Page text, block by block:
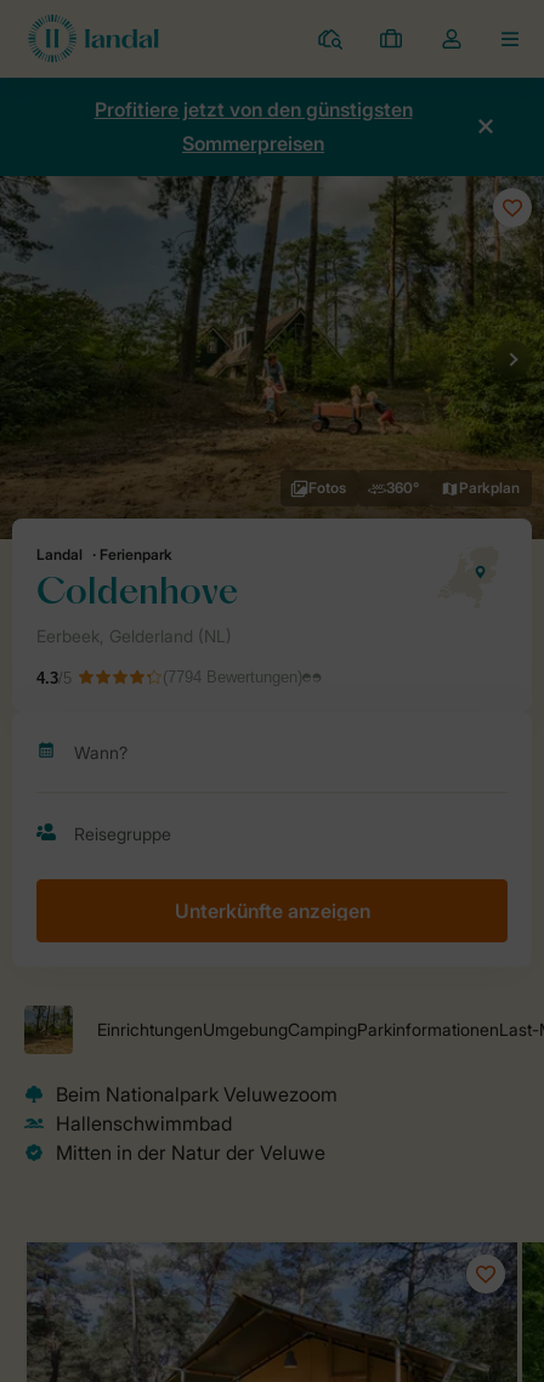
Ferienparks
Meine
Buchungen
Dropdown-
Menü
Kontos
Profitiere jetzt von den günstigsten
Sommerpreisen
Unterkünfte anzeigen